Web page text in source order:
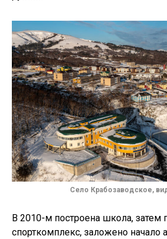
Село Крабозаводское,
В 2010-м построена школа, затем
спорткомплекс, заложено начало